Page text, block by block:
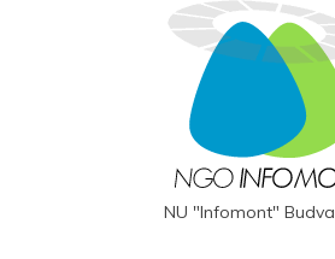
NU "Infomont" Budva